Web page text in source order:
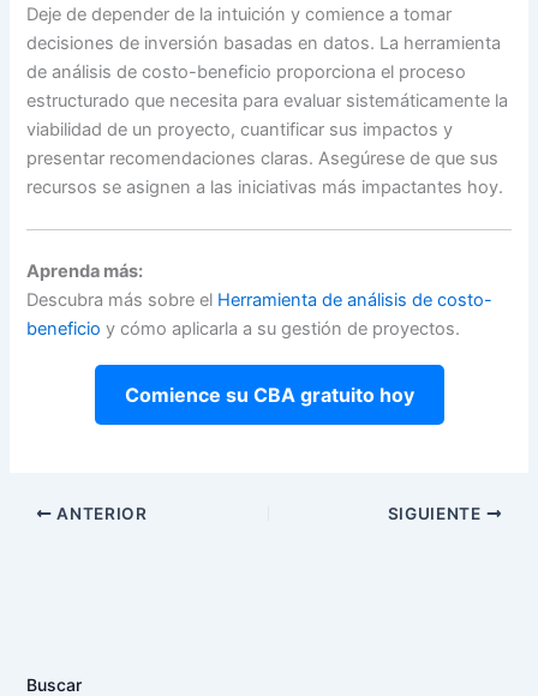
Deje de depender de la intuición y comience a tomar
decisiones de inversión basadas en datos. La herramienta
de análisis de costo-beneficio proporciona el proceso
estructurado que necesita para evaluar sistemáticamente la
viabilidad de un proyecto, cuantificar sus impactos y
presentar recomendaciones claras. Asegúrese de que sus
recursos se asignen a las iniciativas más impactantes hoy.
Aprenda más:
Descubra más sobre el Herramienta de análisis de costo-
beneficio y cómo aplicarla a su gestión de proyectos.
Comience su CBA gratuito hoy
ANTERIOR SIGUIENTE
Buscar